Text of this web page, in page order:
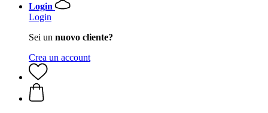
Login
Login
Sei un nuovo cliente?
Crea un account